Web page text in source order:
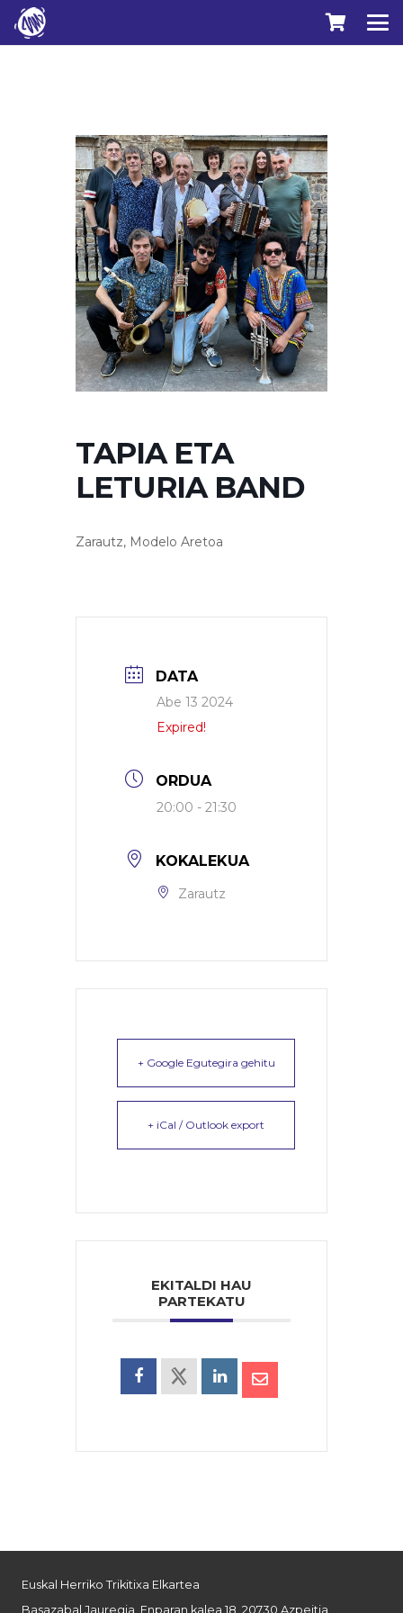
TAPIA ETA
LETURIA BAND
Zarautz, Modelo Aretoa
DATA
Abe 13 2024
Expired!
ORDUA
20:00 - 21:30
KOKALEKUA
Zarautz
+ Google Egutegira gehitu
+ iCal / Outlook export
EKITALDI HAU
PARTEKATU
Euskal Herriko Trikitixa Elkartea
Basazabal Jauregia, Enparan kalea 18, 20730 Azpeitia